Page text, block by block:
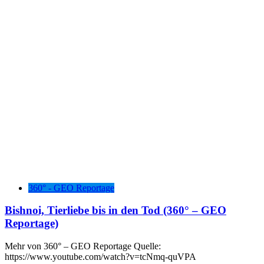
360° - GEO Reportage
Bishnoi, Tierliebe bis in den Tod (360° – GEO
Reportage)
Mehr von 360° – GEO Reportage Quelle:
https://www.youtube.com/watch?v=tcNmq-quVPA